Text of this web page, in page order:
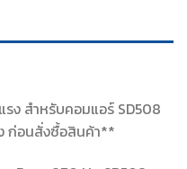
ง สำหรับคอมแอร์ SD508
ก่อนสั่งซื้อสินค้า**